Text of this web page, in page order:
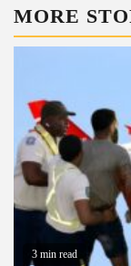
MORE
3 min read